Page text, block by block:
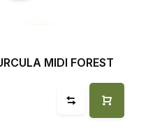
MIDI FOREST